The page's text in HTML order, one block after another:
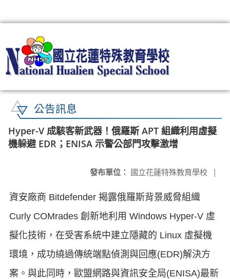
公告訊息
Hyper-V 成駭客新武器！俄羅斯 APT 組織利用虛擬
機躲避 EDR；ENISA 示警公部門攻擊激增
發布單位： 國立花蓮特殊教育學校 |
資安廠商 Bitdefender 揭露俄羅斯背景威脅組織
Curly COMrades 創新地利用 Windows Hyper-V 虛
擬化技術，在受害系統中建立隱藏的 Linux 虛擬機
環境，成功繞過傳統端點偵測與回應(EDR)解決方
案。與此同時，歐盟網路與資訊安全局(ENISA)最新